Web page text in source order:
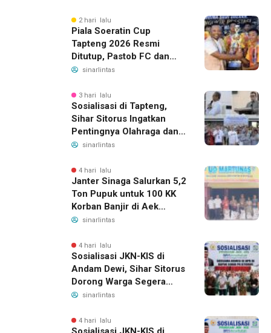
Juta
2 hari lalu
Piala Soeratin Cup
Tapteng 2026 Resmi
Ditutup, Pastob FC dan
Sahata FC Barus Raih
sinarlintas
3 hari lalu
Sosialisasi di Tapteng,
Sihar Sitorus Ingatkan
Pentingnya Olahraga dan
Deteksi Dini Penyakit
sinarlintas
4 hari lalu
Janter Sinaga Salurkan 5,2
Ton Pupuk untuk 100 KK
Korban Banjir di Aek
Horsik
sinarlintas
4 hari lalu
Sosialisasi JKN-KIS di
Andam Dewi, Sihar Sitorus
Dorong Warga Segera
Daftar BPJS Kesehatan
sinarlintas
4 hari lalu